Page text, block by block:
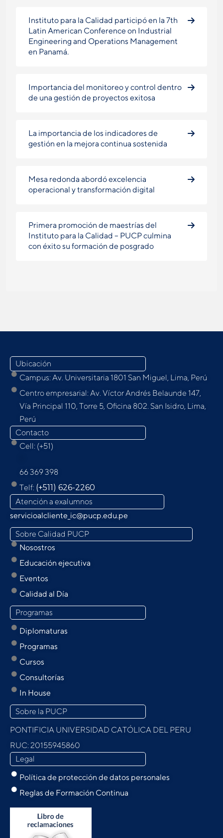
Instituto para la Calidad participó en la 7th
Latin American Conference on Industrial
Engineering and Operations Management
en Panamá.
Importancia del monitoreo y control dentro
de una gestión de proyectos exitosa
La importancia de los indicadores de
gestión en la mejora continua sostenida
Mesa redonda abordó excelencia
operacional y transformación digital
Primera promoción de maestrías del
Instituto para la Calidad – PUCP culmina
con éxito su formación de posgrado
Ubicación
Campus: Av. Universitaria 1801 San Miguel, Lima, Perú
Centro empresarial: Av. Víctor Andrés Belaunde 147,
Vía Principal 110, Torre 5, Oﬁcina 802. San Isidro, Lima,
Perú
Contacto
Cell: (+51)
66 369 398
Telf: (+511) 626-2260
Atención a exalumnos
servicioalcliente_ic@pucp.edu.pe
Sobre Calidad PUCP
Nosostros
Educación ejecutiva
Eventos
Calidad al Día
Programas
Diplomaturas
Programas
Cursos
Consultorías
In House
Sobre la PUCP
PONTIFICIA UNIVERSIDAD CATÓLICA DEL PERU
RUC: 20155945860
Legal
Política de protección de datos personales
Reglas de Formación Continua